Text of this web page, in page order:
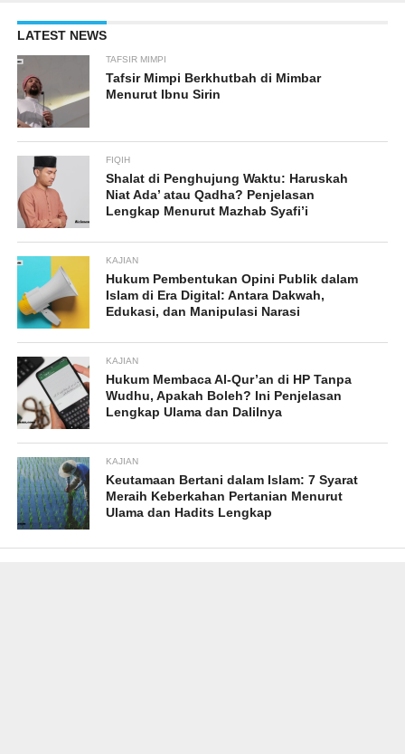
LATEST NEWS
TAFSIR MIMPI
Tafsir Mimpi Berkhutbah di Mimbar
Menurut Ibnu Sirin
FIQIH
Shalat di Penghujung Waktu: Haruskah
Niat Ada’ atau Qadha? Penjelasan
Lengkap Menurut Mazhab Syafi’i
KAJIAN
Hukum Pembentukan Opini Publik dalam
Islam di Era Digital: Antara Dakwah,
Edukasi, dan Manipulasi Narasi
KAJIAN
Hukum Membaca Al-Qur’an di HP Tanpa
Wudhu, Apakah Boleh? Ini Penjelasan
Lengkap Ulama dan Dalilnya
KAJIAN
Keutamaan Bertani dalam Islam: 7 Syarat
Meraih Keberkahan Pertanian Menurut
Ulama dan Hadits Lengkap